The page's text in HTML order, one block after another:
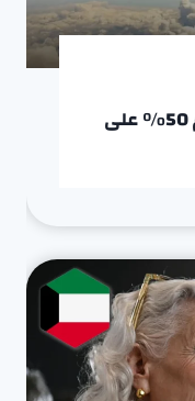
طيران الجزيرة يعلن عن خصم 50% على